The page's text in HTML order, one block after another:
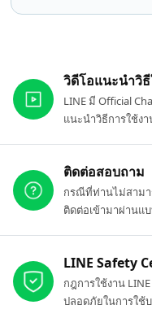
วิดีโอแนะนำวิ
LINE มี Official
แนะนำวิธีการใช้งา
ติดต่อสอบถาม
กรณีที่ท่านไม่สามา
ติดต่อเข้ามาผ่านแ
LINE Safety
กฎการใช้งาน
ปลอดภัยในการใช้